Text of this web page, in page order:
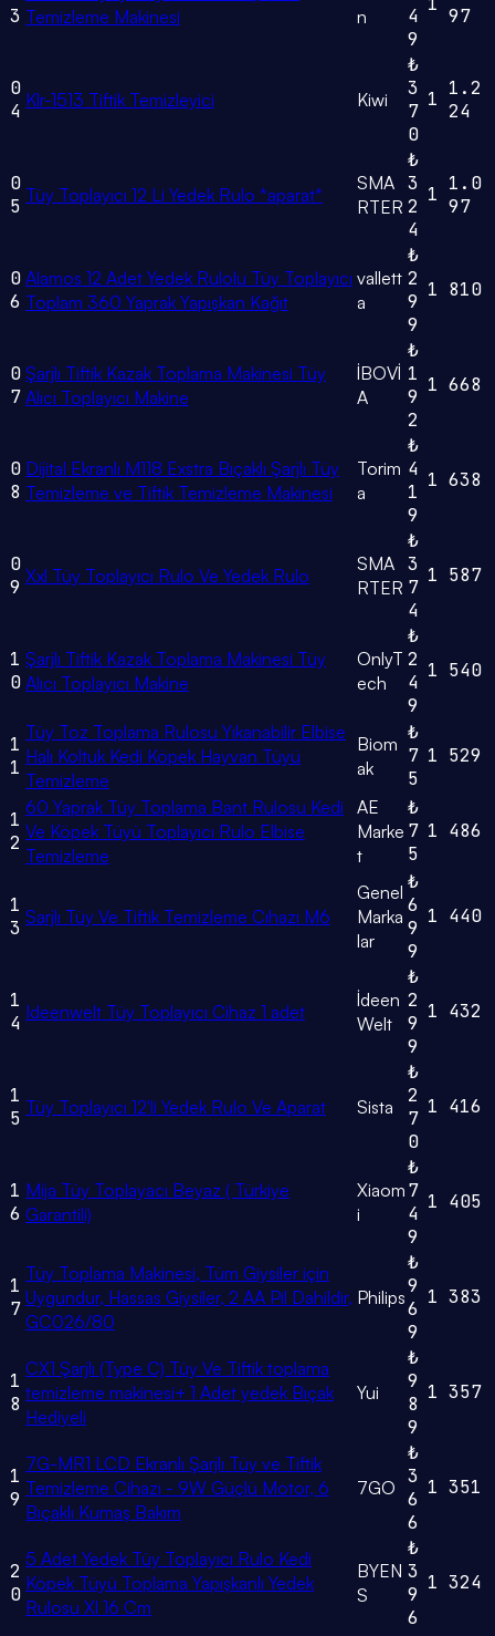
3 Temizleme Makinesi
n
4
9
97
0
4 Klr-1513 Tiftik Temizleyici Kiwi
₺
3
7
0
1 1.2
24
0
5 Tüy Toplayıcı 12 Li Yedek Rulo *aparat*
SMA
RTER
₺
3
2
4
1 1.0
97
0
6
Alamos 12 Adet Yedek Rulolu Tüy Toplayıcı
Toplam 360 Yaprak Yapışkan Kağıt
vallett
a
₺
2
9
9
1 810
0
7
Şarjlı Tiftik Kazak Toplama Makinesi Tüy
Alıcı Toplayıcı Makine
İBOVİ
A
₺
1
9
2
1 668
0
8
Dijital Ekranlı M118 Exstra Bıçaklı Şarjlı Tüy
Temizleme ve Tiftik Temizleme Makinesi
Torim
a
₺
4
1
9
1 638
0
9 Xxl Tüy Toplayıcı Rulo Ve Yedek Rulo
SMA
RTER
₺
3
7
4
1 587
1
0
Şarjlı Tiftik Kazak Toplama Makinesi Tüy
Alıcı Toplayıcı Makine
OnlyT
ech
₺
2
4
9
1 540
1
1
Tüy Toz Toplama Rulosu Yıkanabilir Elbise
Halı Koltuk Kedi Köpek Hayvan Tüyü
Temizleme
Biom
ak
₺
7
5
1 529
1
2
60 Yaprak Tüy Toplama Bant Rulosu Kedi
Ve Köpek Tüyü Toplayıcı Rulo Elbise
Temizleme
AE
Marke
t
₺
7
5
1 486
1
3 Sarjlı Tüy Ve Tiftik Temizleme Cıhazı M6
Genel
Marka
lar
₺
6
9
9
1 440
1
4 Ideenwelt Tüy Toplayıcı Cihaz 1 adet
İdeen
Welt
₺
2
9
9
1 432
1
5 Tüy Toplayıcı 12'li Yedek Rulo Ve Aparat Sista
₺
2
7
0
1 416
1
6
Mija Tüy Toplayacı Beyaz ( Türkiye
Garantili)
Xiaom
i
₺
7
4
9
1 405
1
7
Tüy Toplama Makinesi, Tüm Giysiler için
Uygundur, Hassas Giysiler, 2 AA Pil Dahildir,
GC026/80
Philips
₺
9
6
9
1 383
1
8
CX1 Şarjlı (Type C) Tüy Ve Tiftik toplama
temizleme makinesi+ 1 Adet yedek Bıçak
Hediyeli
Yui
₺
9
8
9
1 357
1
9
7G-MR1 LCD Ekranlı Şarjlı Tüy ve Tiftik
Temizleme Cihazı - 9W Güçlü Motor, 6
Bıçaklı Kumaş Bakım
7GO
₺
3
6
6
1 351
2
0
5 Adet Yedek Tüy Toplayıcı Rulo Kedi
Köpek Tüyü Toplama Yapışkanlı Yedek
Rulosu Xl 16 Cm
BYEN
S
₺
3
9
6
1 324